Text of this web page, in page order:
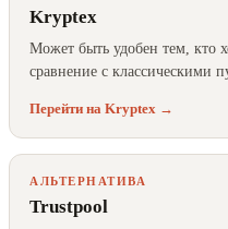
Kryptex
Может быть удобен тем, кто
сравнение с классическими
Перейти на Kryptex →
АЛЬТЕРНАТИВА
Trustpool